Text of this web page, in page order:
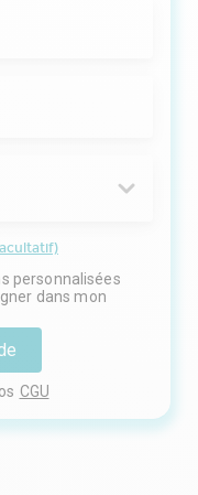
personnalisées
dans mon
CGU